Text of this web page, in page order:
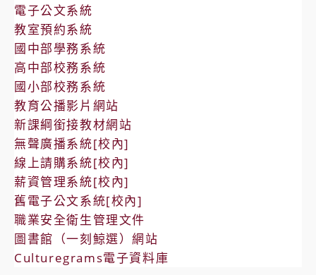
電子公文系統
教室預約系統
國中部學務系統
高中部校務系統
國小部校務系統
教育公播影片網站
新課綱銜接教材網站
無聲廣播系統[校內]
線上請購系統[校內]
薪資管理系統[校內]
舊電子公文系統[校內]
職業安全衛生管理文件
圖書館（一刻鯨選）網站
Culturegrams電子資料庫